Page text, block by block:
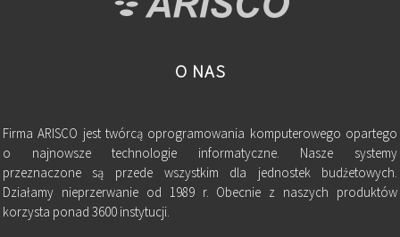
O NAS
Firma ARISCO jest twórcą oprogramowania komputerowego opartego
o najnowsze technologie informatyczne. Nasze systemy
przeznaczone są przede wszystkim dla jednostek budżetowych.
Działamy nieprzerwanie od 1989 r. Obecnie z naszych produktów
korzysta ponad 3600 instytucji.